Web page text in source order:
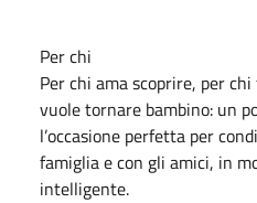
Per chi
Per chi ama scoprire, per
vuole tornare bambino: un
l’occasione perfetta per
famiglia e con gli amici, in
intelligente.